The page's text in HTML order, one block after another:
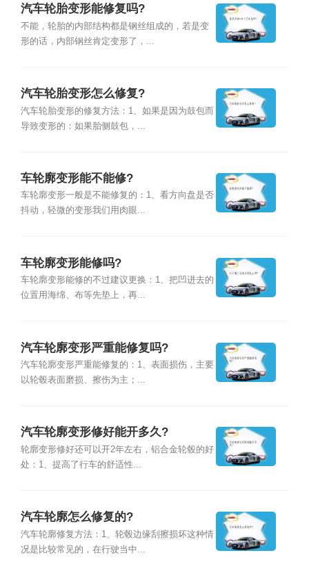
汽车轮胎变形能修复吗?
不能，轮胎的内部结构都是钢丝组成的，若是变
形的话，内部钢丝肯定变形了，...
汽车轮胎变形怎么修复?
汽车轮胎变形的修复方法：1、如果是因为鼓包而
导致变形的：如果胎侧鼓包，...
车轮廓变形能不能修?
车轮廓变形一般是不能修复的：1、看方向盘是否
抖动，轻微的变形我们用肉眼...
车轮廓变形能修吗?
车轮廓变形能修的不过建议更换：1、把凹进去的
位置用海绵、布等先垫上，再...
汽车轮廓变形严重能修复吗?
汽车轮廓变形严重能修复的：1、表面损伤，主要
以轮毂表面磨损、擦伤为主；...
汽车轮廓变形修好能开多久?
轮廓变形修好还可以开2年左右，铝合金轮毂的好
处：1、提高了行车的舒适性...
汽车轮廓怎么修复的?
汽车轮廓修复方法：1、轮毂边缘刮擦损坏这种情
况是比较常见的，在行驶当中...